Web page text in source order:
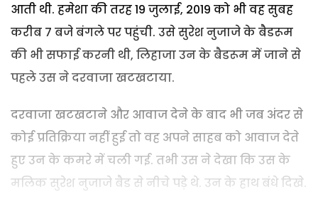
आती थी. हमेशा की तरह 19 जुलाई, 2019 को भी वह सुबह
करीब 7 बजे बंगले पर पहुंची. उसे सुरेश नुजाजे के बैडरूम
की भी सफाई करनी थी, लिहाजा उन के बैडरूम में जाने से
पहले उस ने दरवाजा खटखटाया.
दरवाजा खटखटाने और आवाज देने के बाद भी जब अंदर से
कोई प्रतिक्रिया नहीं हुई तो वह अपने साहब को आवाज देते
हुए उन के कमरे में चली गई. तभी उस ने देखा कि उस के
मलिक सुरेश नुजाजे बैड से नीचे पड़े थे. उन के हाथ बंधे दिखे.